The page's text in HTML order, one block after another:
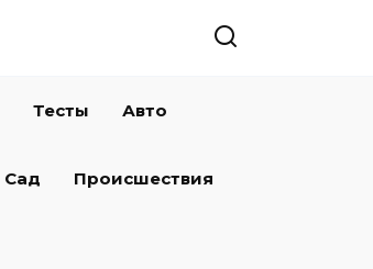
Тесты Авто
Сад Происшествия